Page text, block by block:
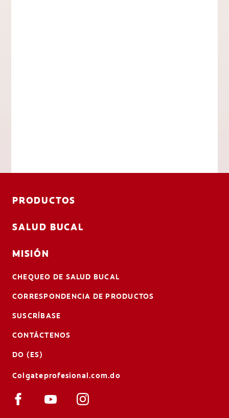
PRODUCTOS
SALUD BUCAL
MISIÓN
CHEQUEO DE SALUD BUCAL
CORRESPONDENCIA DE PRODUCTOS
SUSCRÍBASE
CONTÁCTENOS
DO (ES)
Colgateprofesional.com.do